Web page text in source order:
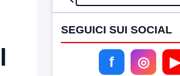
SEGUICI SUI SOCIAL
f ◎ ▶